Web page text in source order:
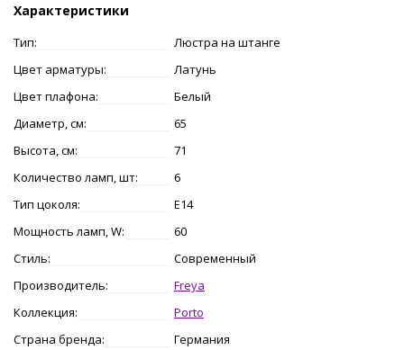
Характеристики
Тип:
Люстра на штанге
Цвет арматуры:
Латунь
Цвет плафона:
Белый
Диаметр, см:
65
Высота, см:
71
Количество ламп, шт:
6
Тип цоколя:
E14
Мощность ламп, W:
60
Стиль:
Современный
Производитель:
Freya
Коллекция:
Porto
Страна бренда:
Германия